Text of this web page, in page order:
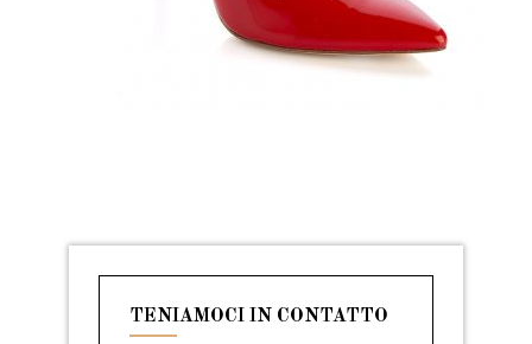
TENIAMOCI IN CONTATTO